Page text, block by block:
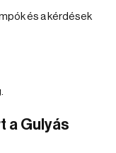
és a kérdések
a Gulyás